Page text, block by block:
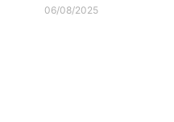
06/08/2025